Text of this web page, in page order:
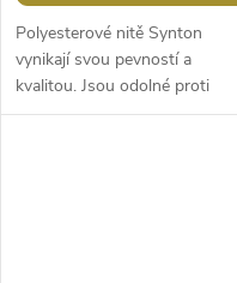
Polyesterové nitě Synton
vynikají svou pevností a
kvalitou. Jsou odolné proti
třepení ve švu. Využijete je na